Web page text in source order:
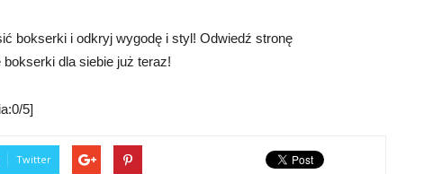
bokserki i odkryj wygodę i styl! Odwiedź stronę
dla siebie już teraz!
5]
Twitter